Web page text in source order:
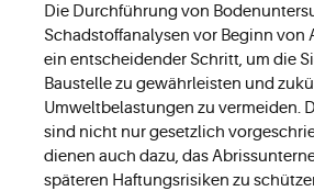
Die Durchführung von
Schadstoffanalysen vor Beginn von
ein entscheidender Schritt, um die
Baustelle zu gewährleisten und
Umweltbelastungen zu vermeiden.
sind nicht nur gesetzlich
dienen auch dazu, das
späteren Haftungsrisiken zu